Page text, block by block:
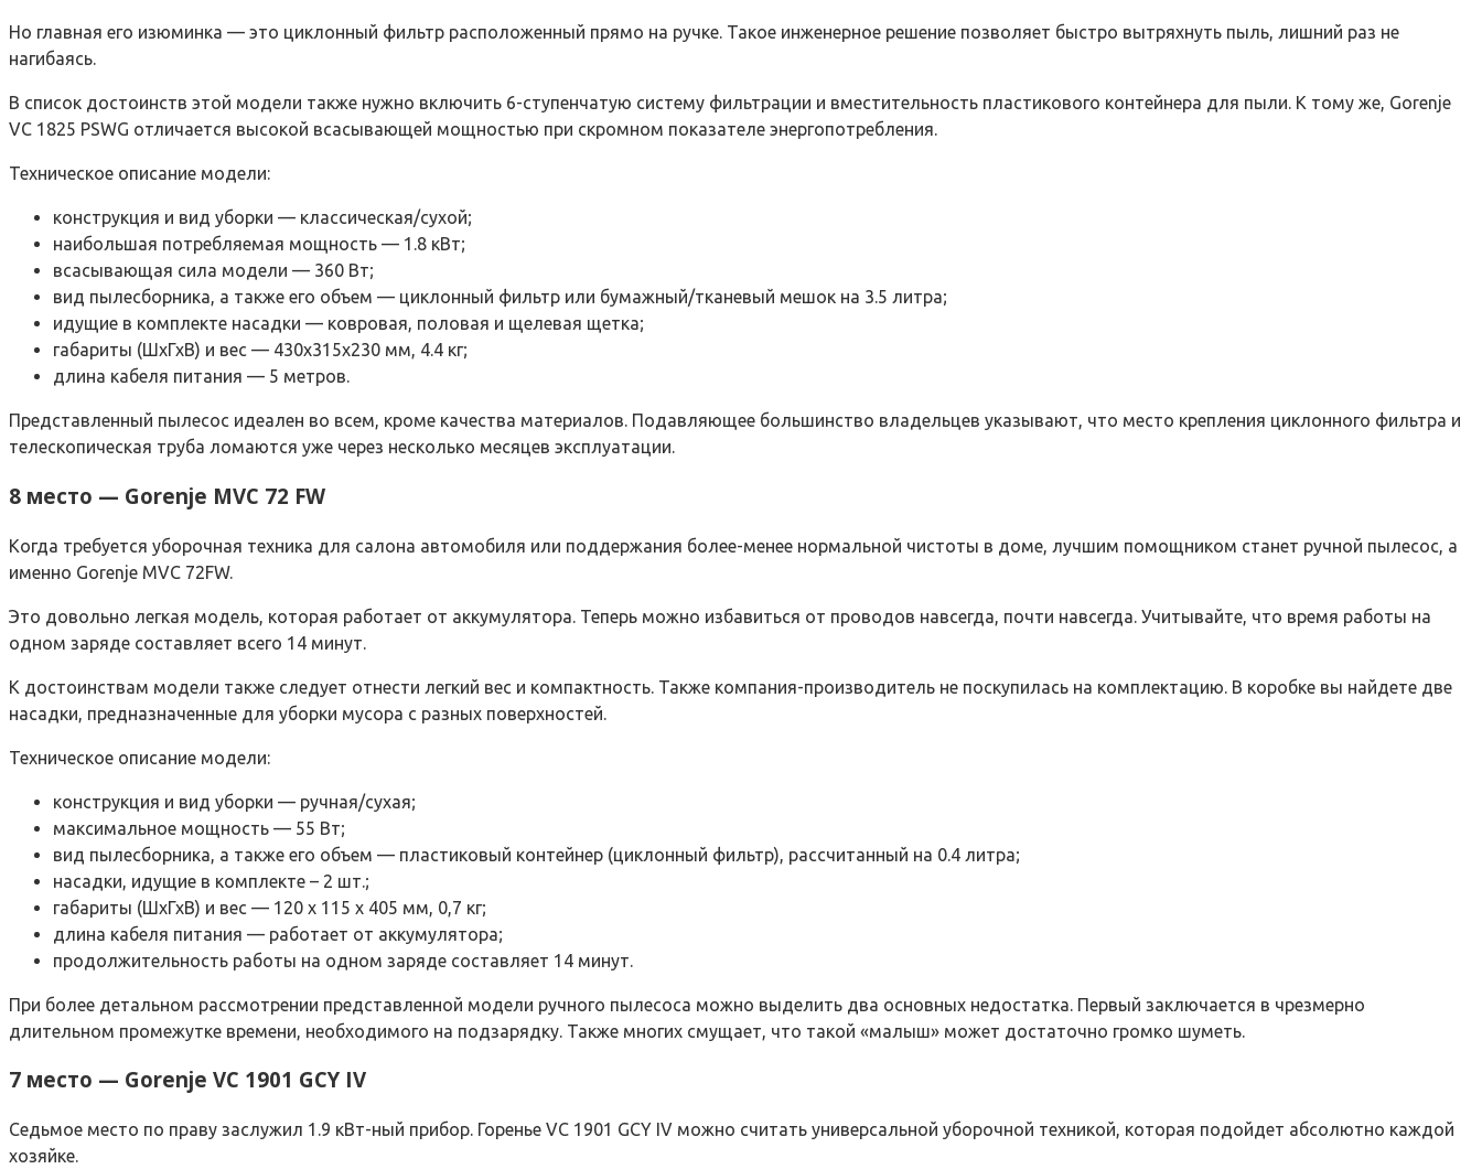
Но главная его изюминка — это циклонный фильтр расположенный прямо на ручке. Такое инженерное решение позволяет быстро вытряхнуть пыль, лишний раз не
нагибаясь.
В список достоинств этой модели также нужно включить 6-ступенчатую систему фильтрации и вместительность пластикового контейнера для пыли. К тому же, Gorenje
VC 1825 PSWG отличается высокой всасывающей мощностью при скромном показателе энергопотребления.
Техническое описание модели:
конструкция и вид уборки — классическая/сухой;
наибольшая потребляемая мощность — 1.8 кВт;
всасывающая сила модели — 360 Вт;
вид пылесборника, а также его объем — циклонный фильтр или бумажный/тканевый мешок на 3.5 литра;
идущие в комплекте насадки — ковровая, половая и щелевая щетка;
габариты (ШхГхВ) и вес — 430х315х230 мм, 4.4 кг;
длина кабеля питания — 5 метров.
Представленный пылесос идеален во всем, кроме качества материалов. Подавляющее большинство владельцев указывают, что место крепления циклонного фильтра и
телескопическая труба ломаются уже через несколько месяцев эксплуатации.
8 место — Gorenje MVC 72 FW
Когда требуется уборочная техника для салона автомобиля или поддержания более-менее нормальной чистоты в доме, лучшим помощником станет ручной пылесос, а
именно Gorenje MVC 72FW.
Это довольно легкая модель, которая работает от аккумулятора. Теперь можно избавиться от проводов навсегда, почти навсегда. Учитывайте, что время работы на
одном заряде составляет всего 14 минут.
К достоинствам модели также следует отнести легкий вес и компактность. Также компания-производитель не поскупилась на комплектацию. В коробке вы найдете две
насадки, предназначенные для уборки мусора с разных поверхностей.
Техническое описание модели:
конструкция и вид уборки — ручная/сухая;
максимальное мощность — 55 Вт;
вид пылесборника, а также его объем — пластиковый контейнер (циклонный фильтр), рассчитанный на 0.4 литра;
насадки, идущие в комплекте – 2 шт.;
габариты (ШхГхВ) и вес — 120 х 115 х 405 мм, 0,7 кг;
длина кабеля питания — работает от аккумулятора;
продолжительность работы на одном заряде составляет 14 минут.
При более детальном рассмотрении представленной модели ручного пылесоса можно выделить два основных недостатка. Первый заключается в чрезмерно
длительном промежутке времени, необходимого на подзарядку. Также многих смущает, что такой «малыш» может достаточно громко шуметь.
7 место — Gorenje VC 1901 GCY IV
Седьмое место по праву заслужил 1.9 кВт-ный прибор. Горенье VC 1901 GCY IV можно считать универсальной уборочной техникой, которая подойдет абсолютно каждой
хозяйке.